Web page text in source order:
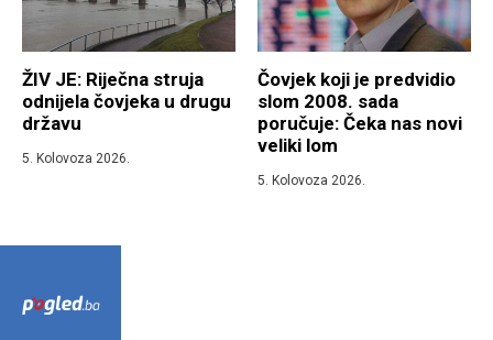
ŽIV JE: Riječna struja
odnijela čovjeka u drugu
državu
5. Kolovoza 2026.
Čovjek koji je predvidio
slom 2008. sada
poručuje: Čeka nas novi
veliki lom
5. Kolovoza 2026.